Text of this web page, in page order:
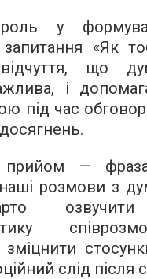
у
запитання «Як
що
і
під час
—
розмови з
озвучити
слід після